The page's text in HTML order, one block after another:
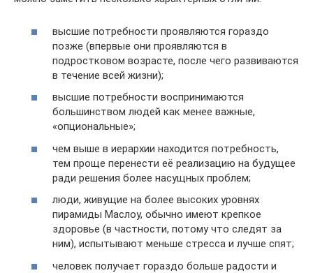
высшие потребности проявляются гораздо
позже (впервые они проявляются в
подростковом возрасте, после чего развиваются
в течение всей жизни);
высшие потребности воспринимаются
большинством людей как менее важные,
«опциональные»;
чем выше в иерархии находится потребность,
тем проще перенести её реализацию на будущее
ради решения более насущных проблем;
люди, живущие на более высоких уровнях
пирамиды Маслоу, обычно имеют крепкое
здоровье (в частности, потому что следят за
ним), испытывают меньше стресса и лучше спят;
человек получает гораздо больше радости и